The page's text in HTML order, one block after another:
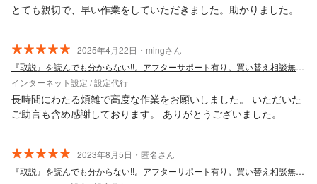
とても親切で、早い作業をしていただきました。助かりました。
2025年4月22日・mingさん
『取説』を読んでも分からない!!。アフターサポート有り。買い替え相談無料。
インターネット設定 / 設定代行
長時間にわたる煩雑で高度な作業をお願いしました。 いただいた
ご助言も含め感謝しております。 ありがとうございました。
2023年8月5日・匿名さん
『取説』を読んでも分からない!!。アフターサポート有り。買い替え相談無料。